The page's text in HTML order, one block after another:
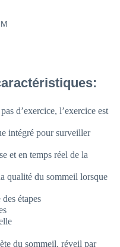
d’exercice, l’exercice est
intégré pour surveiller
et en temps réel de la
qualité du sommeil lorsque
étapes
du sommeil, réveil par